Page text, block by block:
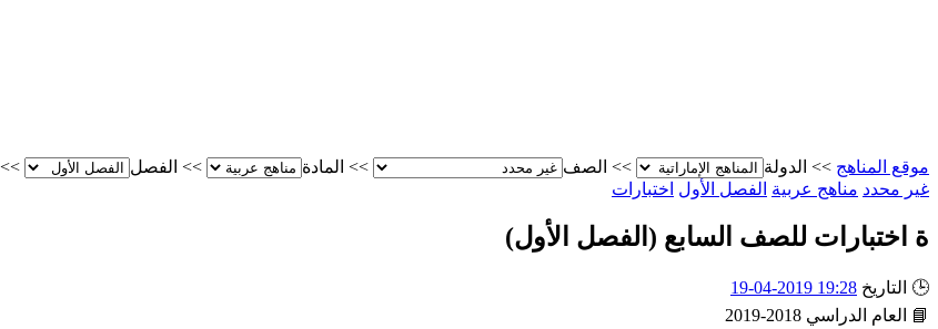
موقع المناهج >> الدولة >> الصف >> المادة >> الفصل >>
غير محدد مناهج عربية الفصل الأول اختبارات
ة اختبارات للصف السابع (الفصل الأول)
🕒 التاريخ 19:28 2019-04-19
📘
العام الدراسي 2018-2019